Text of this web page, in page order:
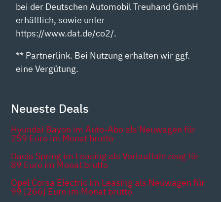
bei der Deutschen Automobil Treuhand GmbH
erhältlich, sowie unter
https://www.dat.de/co2/.
** Partnerlink. Bei Nutzung erhalten wir ggf.
eine Vergütung.
Neueste Deals
Hyundai Bayon im Auto-Abo als Neuwagen für
259 Euro im Monat brutto
Dacia Spring im Leasing als Vorlauffahrzeug für
89 Euro im Monat brutto
Opel Corsa Electric im Leasing als Neuwagen für
99 [266] Euro im Monat brutto